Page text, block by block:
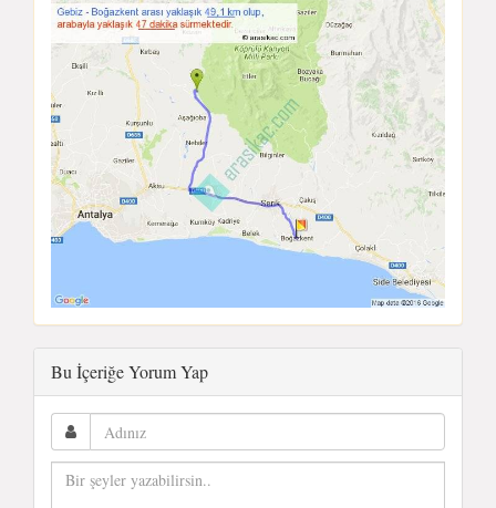
Bu İçeriğe Yorum Yap